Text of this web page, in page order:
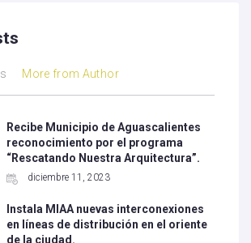
More from Author
Recibe Municipio de Aguascalientes
reconocimiento por el programa
“Rescatando Nuestra Arquitectura”.
diciembre 11, 2023
Instala MIAA nuevas interconexiones
en líneas de distribución en el oriente
de la ciudad.